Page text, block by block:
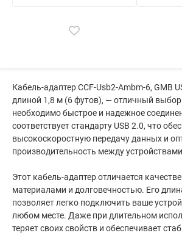
Кабель-адаптер CCF-Usb2-Ambm-6, GMB
длиной 1,8 м (6 футов), — отличный выбор
необходимо быстрое и надежное
соответствует стандарту USB 2.0, что
высокоскоростную передачу данных и
производительность между
Этот кабель-адаптер отличается
материалами и долговечностью. Его
позволяет легко подключить ваше
любом месте. Даже при длительном
теряет своих свойств и обеспечивает